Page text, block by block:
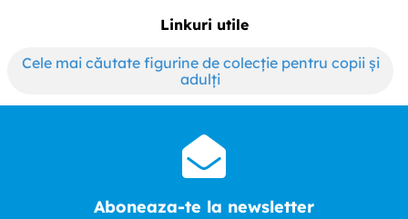
Linkuri utile
Cele mai căutate figurine de colecție pentru copii și
adulți
Aboneaza-te la newsletter